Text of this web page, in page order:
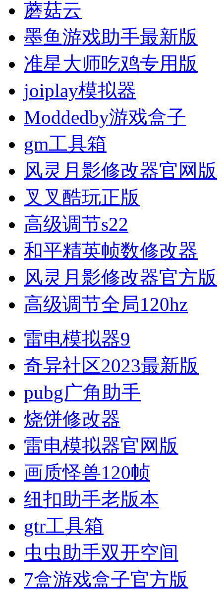
蘑菇云
墨鱼游戏助手最新版
准星大师吃鸡专用版
joiplay模拟器
Moddedby游戏盒子
gm工具箱
风灵月影修改器官网版
叉叉酷玩正版
高级调节s22
和平精英帧数修改器
风灵月影修改器官方版
高级调节全局120hz
雷电模拟器9
奇异社区2023最新版
pubg广角助手
烧饼修改器
雷电模拟器官网版
画质怪兽120帧
纽扣助手老版本
gtr工具箱
虫虫助手双开空间
7盒游戏盒子官方版